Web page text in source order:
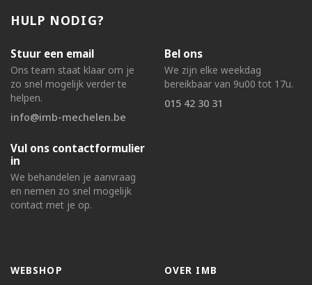
HULP NODIG?
Stuur een email
Ons team staat klaar om je
zo snel mogelijk verder te
helpen.
info@imb-mechelen.be
Bel ons
We zijn elke weekdag
bereikbaar van 9u00 tot 17u.
015 42 30 31
Vul ons contactformulier
in
We behandelen je aanvraag
en nemen zo snel mogelijk
contact met je op.
WEBSHOP
OVER IMB